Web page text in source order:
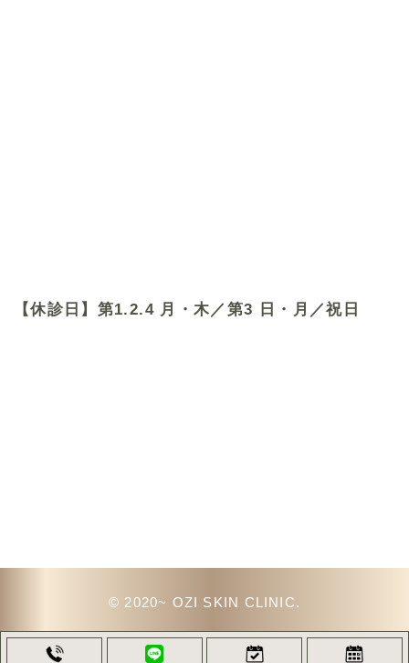
【休診日】第1.2.4 月・木／第3 日・月／祝日
© 2020~ OZI SKIN CLINIC.